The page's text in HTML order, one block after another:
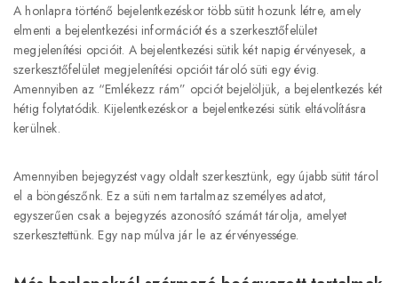
A honlapra történő bejelentkezéskor több sütit hozunk létre, amely
elmenti a bejelentkezési információt és a szerkesztőfelület
megjelenítési opcióit. A bejelentkezési sütik két napig érvényesek, a
szerkesztőfelület megjelenítési opcióit tároló süti egy évig.
Amennyiben az “Emlékezz rám” opciót bejelöljük, a bejelentkezés két
hétig folytatódik. Kijelentkezéskor a bejelentkezési sütik eltávolításra
kerülnek.
Amennyiben bejegyzést vagy oldalt szerkesztünk, egy újabb sütit tárol
el a böngészőnk. Ez a süti nem tartalmaz személyes adatot,
egyszerűen csak a bejegyzés azonosító számát tárolja, amelyet
szerkesztettünk. Egy nap múlva jár le az érvényessége.